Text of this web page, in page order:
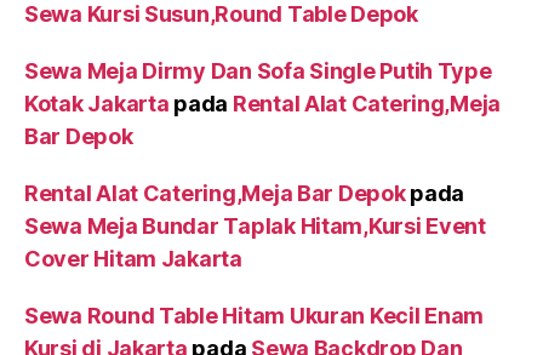
Sewa Kursi Susun,Round Table Depok
Sewa Meja Dirmy Dan Sofa Single Putih Type
Kotak Jakarta pada Rental Alat Catering,Meja
Bar Depok
Rental Alat Catering,Meja Bar Depokpada
Sewa Meja Bundar Taplak Hitam,Kursi Event
Cover Hitam Jakarta
Sewa Round Table Hitam Ukuran Kecil Enam
Kursi di Jakarta pada Sewa Backdrop Dan